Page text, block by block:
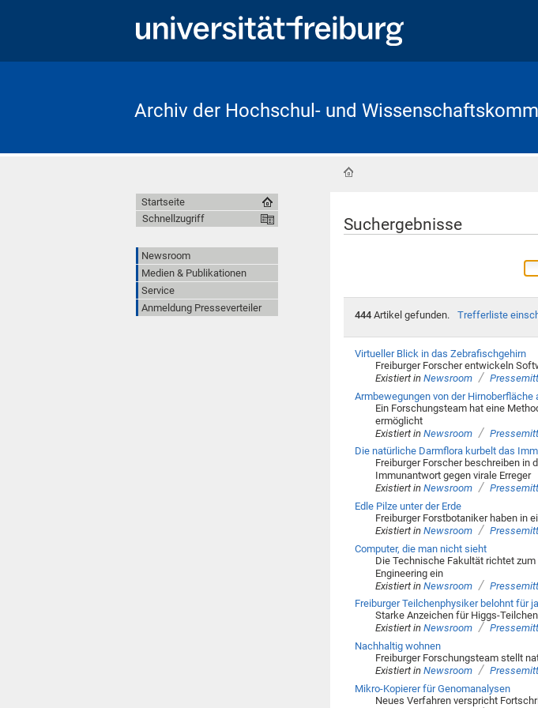
Archiv der Hochschul- und
Suchergebnisse
444Artikel gefunden. Trefferliste
Virtueller Blick in das Zebrafischgehirn
Freiburger Forscher entwickeln
Existiert in Newsroom /
Armbewegungen von der Hirnoberfläche
Ein Forschungsteam hat eine
ermöglicht
Existiert in Newsroom /
Die natürliche Darmflora kurbelt das
Freiburger Forscher beschreiben in
Immunantwort gegen virale Erreger
Existiert in Newsroom /
Edle Pilze unter der Erde
Freiburger Forstbotaniker haben in
Existiert in Newsroom /
Computer, die man nicht sieht
Die Technische Fakultät richtet
Engineering ein
Existiert in Newsroom /
Freiburger Teilchenphysiker belohnt für
Starke Anzeichen für Higgs-Teilchen
Existiert in Newsroom /
Nachhaltig wohnen
Freiburger Forschungsteam stellt
Existiert in Newsroom /
Mikro-Kopierer für Genomanalysen
Neues Verfahren verspricht
Startseite
Schnellzugriff
Newsroom
Medien & Publikationen
Service
Anmeldung Presseverteiler